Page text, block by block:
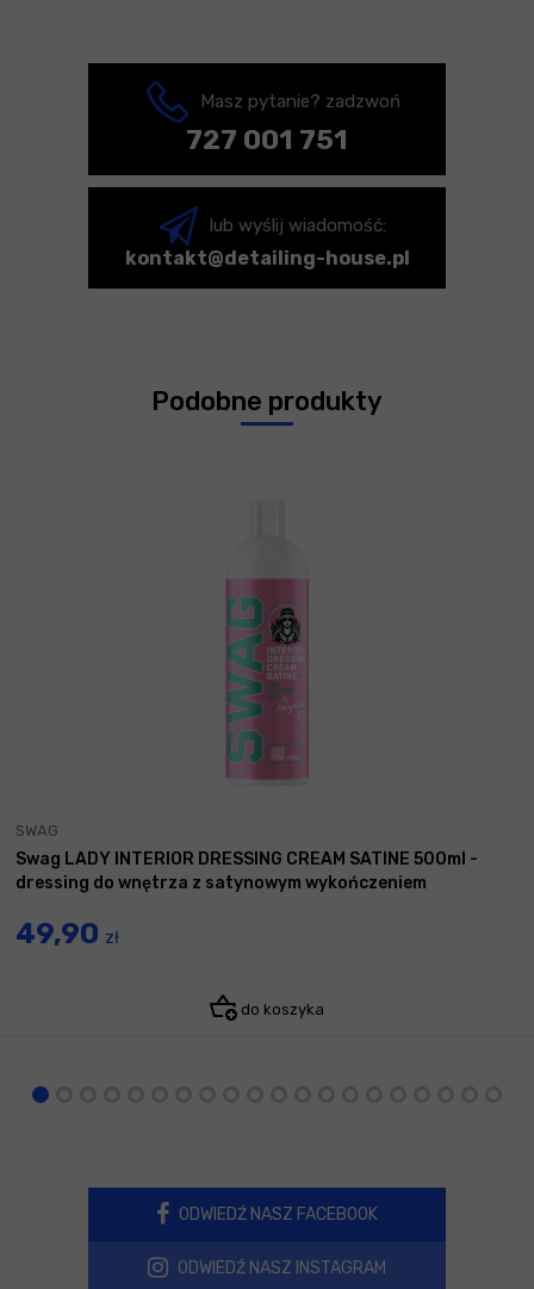
Masz pytanie? zadzwoń
727 001 751
lub wyślij wiadomość:
kontakt@detailing-house.pl
Podobne produkty
SWAG
Swag LADY INTERIOR DRESSING CREAM SATINE 500ml -
dressing do wnętrza z satynowym wykończeniem
49,90 zł
do koszyka
ODWIEDŹ NASZ FACEBOOK
ODWIEDŹ NASZ INSTAGRAM